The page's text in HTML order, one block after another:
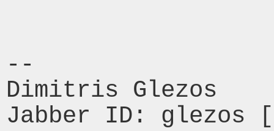
--
Dimitris Glezos
Jabber ID: